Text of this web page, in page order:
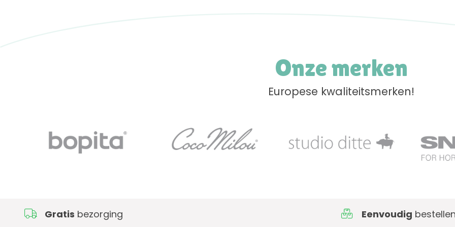
Onze merken
Europese kwaliteitsmerken!
Gratis bezorging Eenvoudig